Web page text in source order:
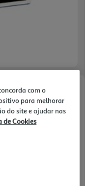
às 12h.
com o
para melhorar
do site e ajudar nas
de Cookies